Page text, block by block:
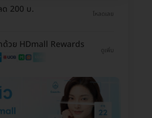
ด 200 บ. โหลดเลย
วย HDmall Rewards
ดูเพิ่ม